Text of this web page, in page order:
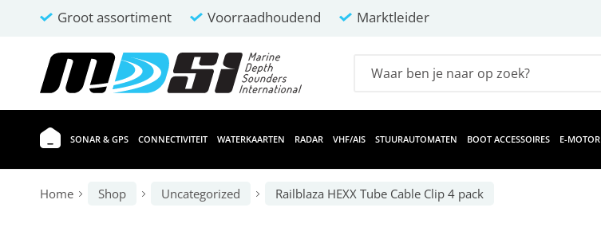
Groot assortiment Voorraadhoudend Marktleider
SONAR & GPS CONNECTIVITEIT WATERKAARTEN RADAR VHF/AIS STUURAUTOMATEN BOOT ACCESSOIRES E-
Home Shop Uncategorized Railblaza HEXX Tube Cable Clip 4 pack